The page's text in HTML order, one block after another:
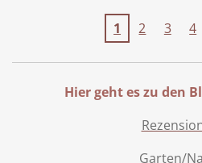
1 2 3 4
Hier geht es zu den
Garten/